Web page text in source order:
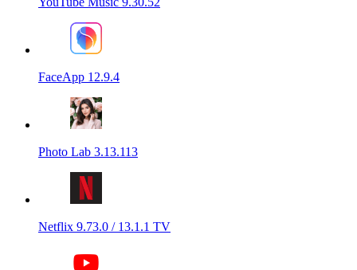
FaceApp 12.9.4
Photo Lab 3.13.113
Netflix 9.73.0 / 13.1.1 TV